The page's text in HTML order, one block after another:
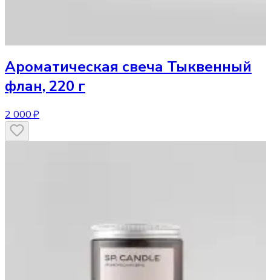
Ароматическая свеча Тыквенный
флан, 220 г
2 000 ₽